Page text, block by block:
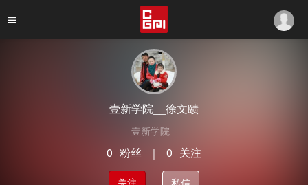
壹新学院__徐文赜
壹新学院
0 粉丝 ｜ 0 关注
关注 私信